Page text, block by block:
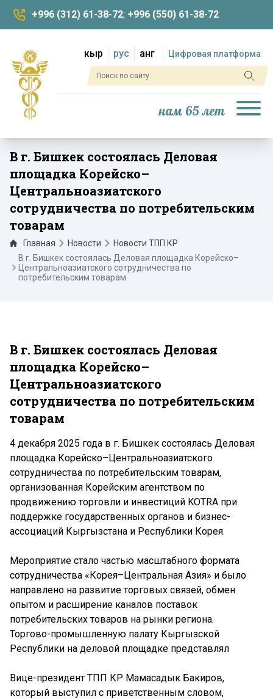
+996 (312) 61-38-72; +996 (550) 61-38-72
кыр рус анг Цифровая платформа
нам 65 лет
В г. Бишкек состоялась Деловая
площадка Корейско–
Центральноазиатского
сотрудничества по потребительским
товарам
Главная Новости
Новости ТПП КР
В г. Бишкек состоялась Деловая площадка Корейско–
Центральноазиатского сотрудничества по
потребительским товарам
В г. Бишкек состоялась Деловая
площадка Корейско–
Центральноазиатского
сотрудничества по потребительским
товарам
4 декабря 2025 года в г. Бишкек состоялась Деловая
площадка Корейско–Центральноазиатского
сотрудничества по потребительским товарам,
организованная Корейским агентством по
продвижению торговли и инвестиций KOTRA при
поддержке государственных органов и бизнес-
ассоциаций Кыргызстана и Республики Корея.
Мероприятие стало частью масштабного формата
сотрудничества «Корея–Центральная Азия» и было
направлено на развитие торговых связей, обмен
опытом и расширение каналов поставок
потребительских товаров на рынки региона.
Торгово-промышленную палату Кыргызской
Республики на деловой площадке представлял
Вице-президент ТПП КР Мамасадык Бакиров,
который выступил с приветственным словом,